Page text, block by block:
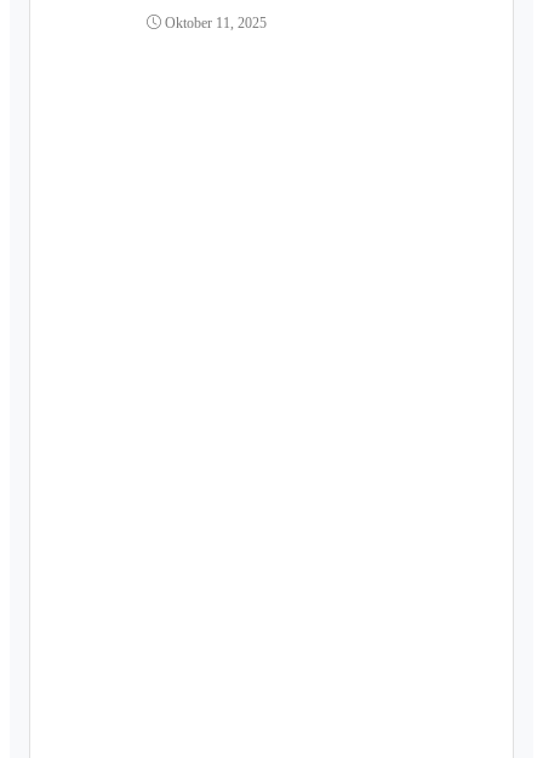
Oktober 11, 2025